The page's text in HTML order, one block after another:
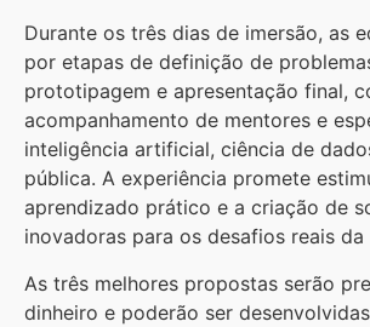
Durante os três dias de imersão, as
por etapas de definição de
prototipagem e apresentação final,
acompanhamento de mentores e
inteligência artificial, ciência de
pública. A experiência promete
aprendizado prático e a criação de
inovadoras para os desafios reais da
As três melhores propostas serão
dinheiro e poderão ser